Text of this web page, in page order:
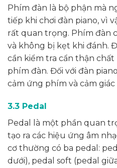
Phím đàn là bộ phận mà
tiếp khi chơi đàn piano, vì
rất quan trọng. Phím đàn
và không bị kẹt khi đánh.
cần kiểm tra cẩn thận
phím đàn. Đối với đàn
cảm ứng phím và cảm giác
3.3 Pedal
Pedal là một phần quan
tạo ra các hiệu ứng âm
cơ thường có ba pedal:
dưới), pedal soft (pedal